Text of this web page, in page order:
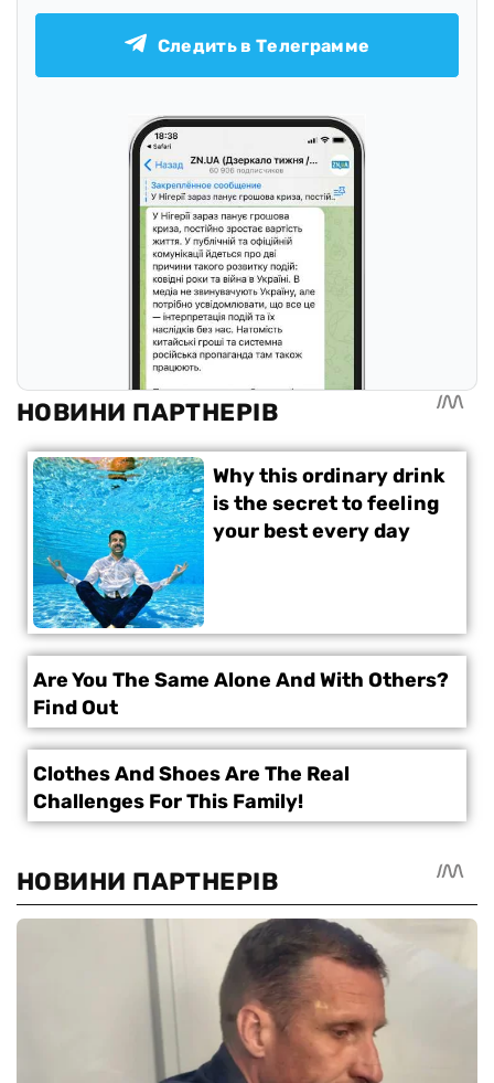
Следить в Телеграмме